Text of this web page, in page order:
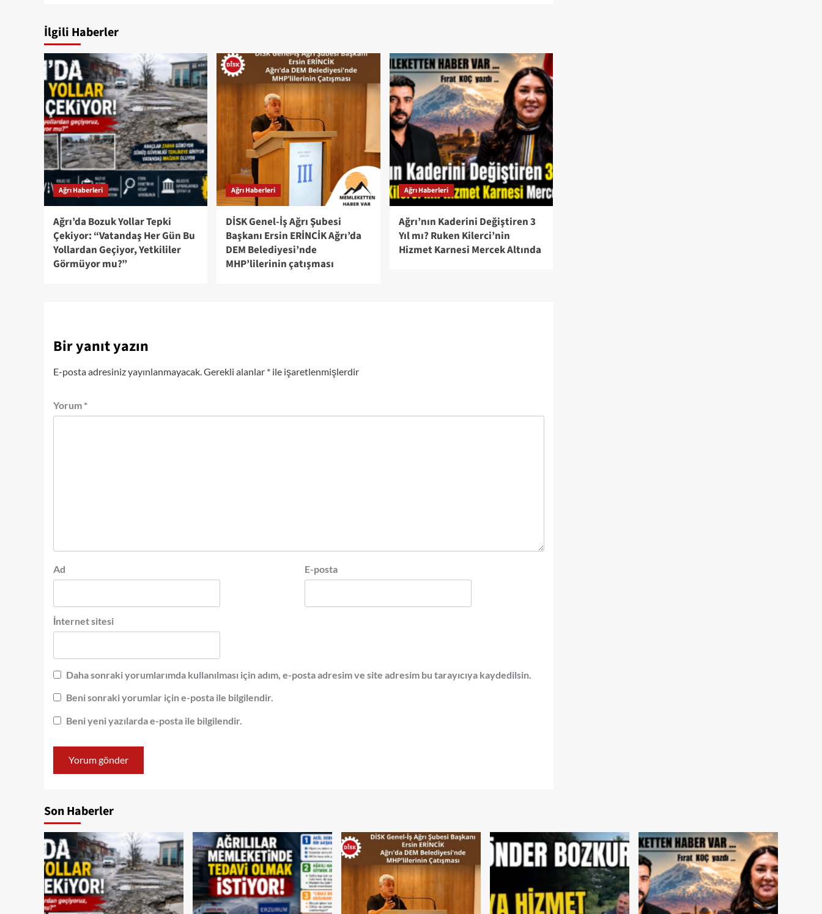
İlgili Haberler
Ağrı Haberleri
Ağrı’da Bozuk Yollar Tepki
Çekiyor: “Vatandaş Her Gün Bu
Yollardan Geçiyor, Yetkililer
Görmüyor mu?”
Ağrı Haberleri
DİSK Genel-İş Ağrı Şubesi
Başkanı Ersin ERİNCİK Ağrı’da
DEM Belediyesi’nde
MHP’lilerinin çatışması
Ağrı Haberleri
Ağrı’nın Kaderini Değiştiren 3
Yıl mı? Ruken Kilerci’nin
Hizmet Karnesi Mercek Altında
Bir yanıt yazın
E-posta adresiniz yayınlanmayacak.Gerekli alanlar * ile işaretlenmişlerdir
Yorum *
Ad E-posta
İnternet sitesi
Daha sonraki yorumlarımda kullanılması için adım, e-posta adresim ve site adresim bu tarayıcıya kaydedilsin.
Beni sonraki yorumlar için e-posta ile bilgilendir.
Beni yeni yazılarda e-posta ile bilgilendir.
Son Haberler